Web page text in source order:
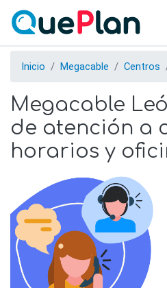
Inicio Megacable Centros
Megacable
de atención a
horarios y